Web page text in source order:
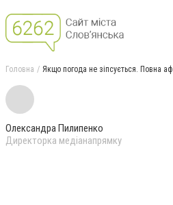
Головна Якщо погода не зіпсується. Повна
Олександра Пилипенко
Директорка медіанапрямку